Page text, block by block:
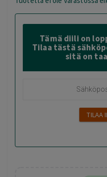
Tämä diili on
Tilaa tästä
sitä on